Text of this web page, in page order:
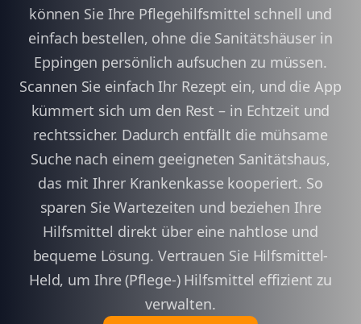
können Sie Ihre Pflegehilfsmittel schnell und
einfach bestellen, ohne die Sanitätshäuser in
Eppingen persönlich aufsuchen zu müssen.
Scannen Sie einfach Ihr Rezept ein, und die App
kümmert sich um den Rest – in Echtzeit und
rechtssicher. Dadurch entfällt die mühsame
Suche nach einem geeigneten Sanitätshaus,
das mit Ihrer Krankenkasse kooperiert. So
sparen Sie Wartezeiten und beziehen Ihre
Hilfsmittel direkt über eine nahtlose und
bequeme Lösung. Vertrauen Sie Hilfsmittel-
Held, um Ihre (Pflege-) Hilfsmittel effizient zu
verwalten.